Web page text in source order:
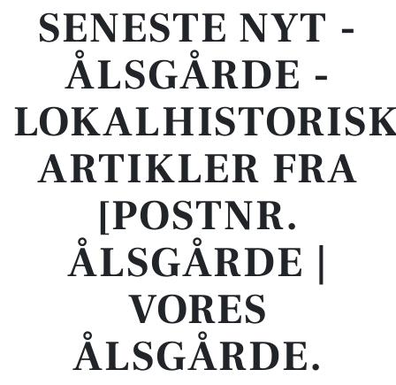
SENESTE NYT -
ÅLSGÅRDE -
ARTIKLER FRA
[POSTNR.
ÅLSGÅRDE |
VORES
ÅLSGÅRDE.